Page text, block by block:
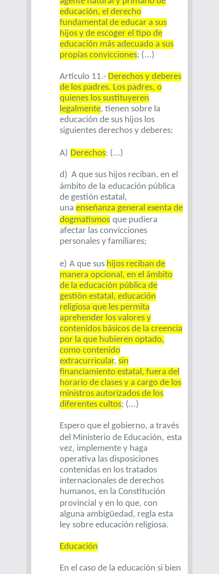
educación, el derecho
fundamental de educar a sus
hijos y de escoger el tipo de
educación más adecuado a sus
propias convicciones; (...)
Artículo 11.- Derechos y deberes
de los padres. Los padres, o
quienes los sustituyeren
legalmente, tienen sobre la
educación de sus hijos los
siguientes derechos y deberes:
A) Derechos: (...)
d) A que sus hijos reciban, en el
ámbito de la educación pública
de gestión estatal,
una enseñanza general exenta de
dogmatismos que pudiera
afectar las convicciones
personales y familiares;
e) A que sus hijos reciban de
manera opcional, en el ámbito
de la educación pública de
gestión estatal, educación
religiosa que les permita
aprehender los valores y
contenidos básicos de la creencia
por la que hubieren optado,
como contenido
extracurricular, sin
financiamiento estatal, fuera del
horario de clases y a cargo de los
ministros autorizados de los
diferentes cultos; (...)
Espero que el gobierno, a través
del Ministerio de Educación, esta
vez, implemente y haga
operativa las disposiciones
contenidas en los tratados
internacionales de derechos
humanos, en la Constitución
provincial y en lo que, con
alguna ambigüedad, regla esta
ley sobre educación religiosa.
Educación
En el caso de la educación si bien